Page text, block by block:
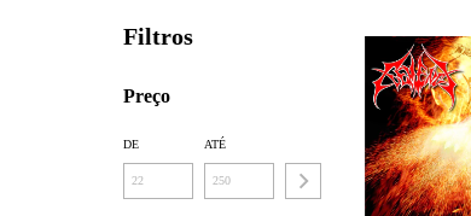
Filtros
Preço
DE ATÉ